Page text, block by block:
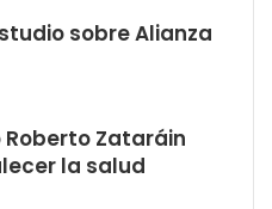
sobre Alianza
Zataráin
la salud